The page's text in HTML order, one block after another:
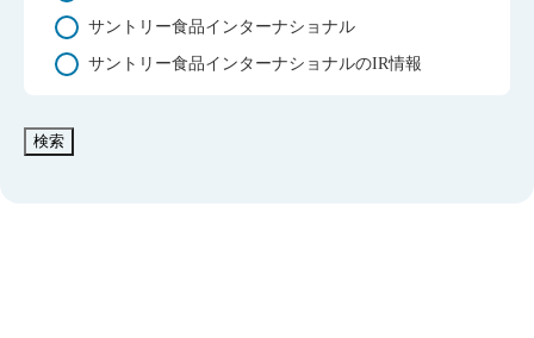
サントリー食品インターナショナル
サントリー食品インターナショナルのIR情報
検索